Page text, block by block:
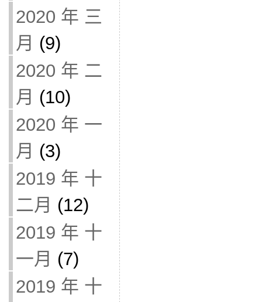
2020 年 三
月 (9)
2020 年 二
月 (10)
2020 年 一
月 (3)
2019 年 十
二月 (12)
2019 年 十
一月 (7)
2019 年 十